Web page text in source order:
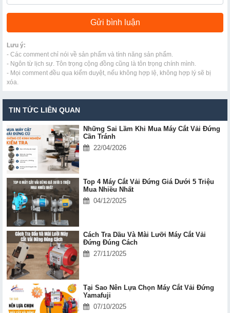
Lưu ý:
- Các comment chỉ nói về sản phẩm và tính năng sản phẩm.
- Ngôn từ lịch sự. Tôn trọng cộng đồng cũng là tôn trọng chính mình.
- Mọi comment đều qua kiểm duyệt, nếu không hợp lệ, không hợp lý sẽ bị
xóa.
TIN TỨC LIÊN QUAN
Những Sai Lầm Khi Mua Máy Cắt Vải Đứng
Cần Tránh
22/04/2026
Top 4 Máy Cắt Vải Đứng Giá Dưới 5 Triệu
Mua Nhiều Nhất
04/12/2025
Cách Tra Dầu Và Mài Lưỡi Máy Cắt Vải
Đứng Đúng Cách
27/11/2025
Tại Sao Nên Lựa Chọn Máy Cắt Vải Đứng
Yamafuji
07/10/2025